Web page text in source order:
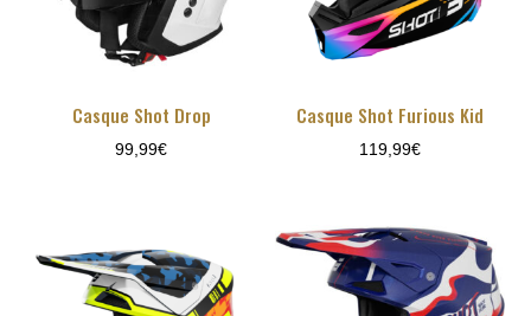
Casque Shot Drop
99,99€
Casque Shot Furious Kid
119,99€